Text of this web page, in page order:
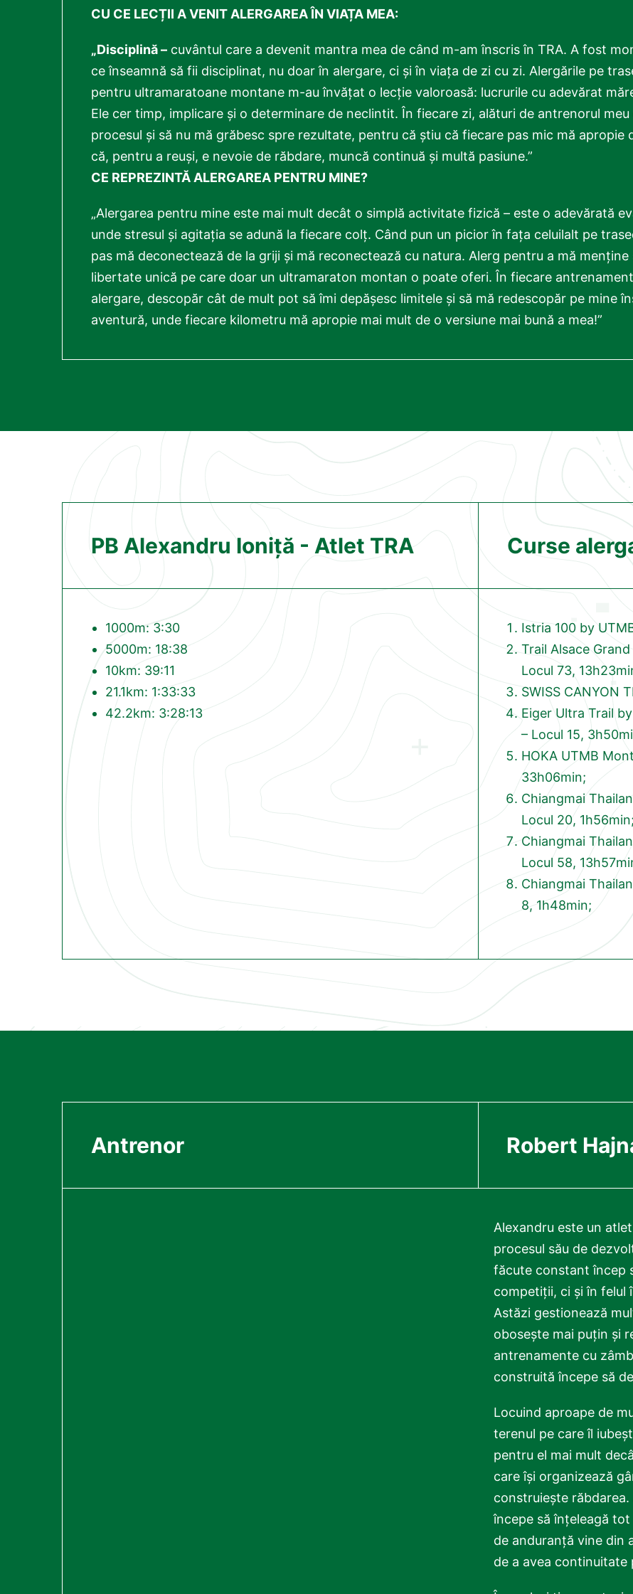
CU CE LECȚII A VENIT ALERGAREA ÎN VIAȚA MEA:
„Disciplină – cuvântul care a devenit mantra mea de când m-am înscris în TRA. A fost
ce înseamnă să fii disciplinat, nu doar în alergare, ci și în viața de zi cu zi. Alergările pe
pentru ultramaratoane montane m-au învățat o lecție valoroasă: lucrurile cu adevărat
Ele cer timp, implicare și o determinare de neclintit. În fiecare zi, alături de antrenorul
procesul și să nu mă grăbesc spre rezultate, pentru că știu că fiecare pas mic mă apropie
că, pentru a reuși, e nevoie de răbdare, muncă continuă și multă pasiune.”
CE REPREZINTĂ ALERGAREA PENTRU MINE?
„Alergarea pentru mine este mai mult decât o simplă activitate fizică – este o adevărată
unde stresul și agitația se adună la fiecare colț. Când pun un picior în fața celuilalt pe
pas mă deconectează de la griji și mă reconectează cu natura. Alerg pentru a mă
libertate unică pe care doar un ultramaraton montan o poate oferi. În fiecare
alergare, descopăr cât de mult pot să îmi depășesc limitele și să mă redescopăr pe mine
aventură, unde fiecare kilometru mă apropie mai mult de o versiune mai bună a mea!”
PB Alexandru Ioniță - Atlet TRA
1000m: 3:30
5000m: 18:38
10km: 39:11
21.1km: 1:33:33
42.2km: 3:28:13
Curse
Istria 100 by
Trail Alsace
Locul 73,
SWISS CANYON
Eiger Ultra Trail
– Locul 15,
HOKA UTMB
33h06min;
Chiangmai
Locul 20, 1h56min;
Chiangmai
Locul 58,
Chiangmai
8, 1h48min;
Antrenor Robert
Alexandru este un
procesul său de
făcute constant încep
competiții, ci și în felul
Astăzi gestionează
obosește mai puțin și
antrenamente cu
construită începe să
Locuind aproape de
terenul pe care îl
pentru el mai mult
care își organizează
construiește
începe să înțeleagă
de anduranță vine din
de a avea continuitate